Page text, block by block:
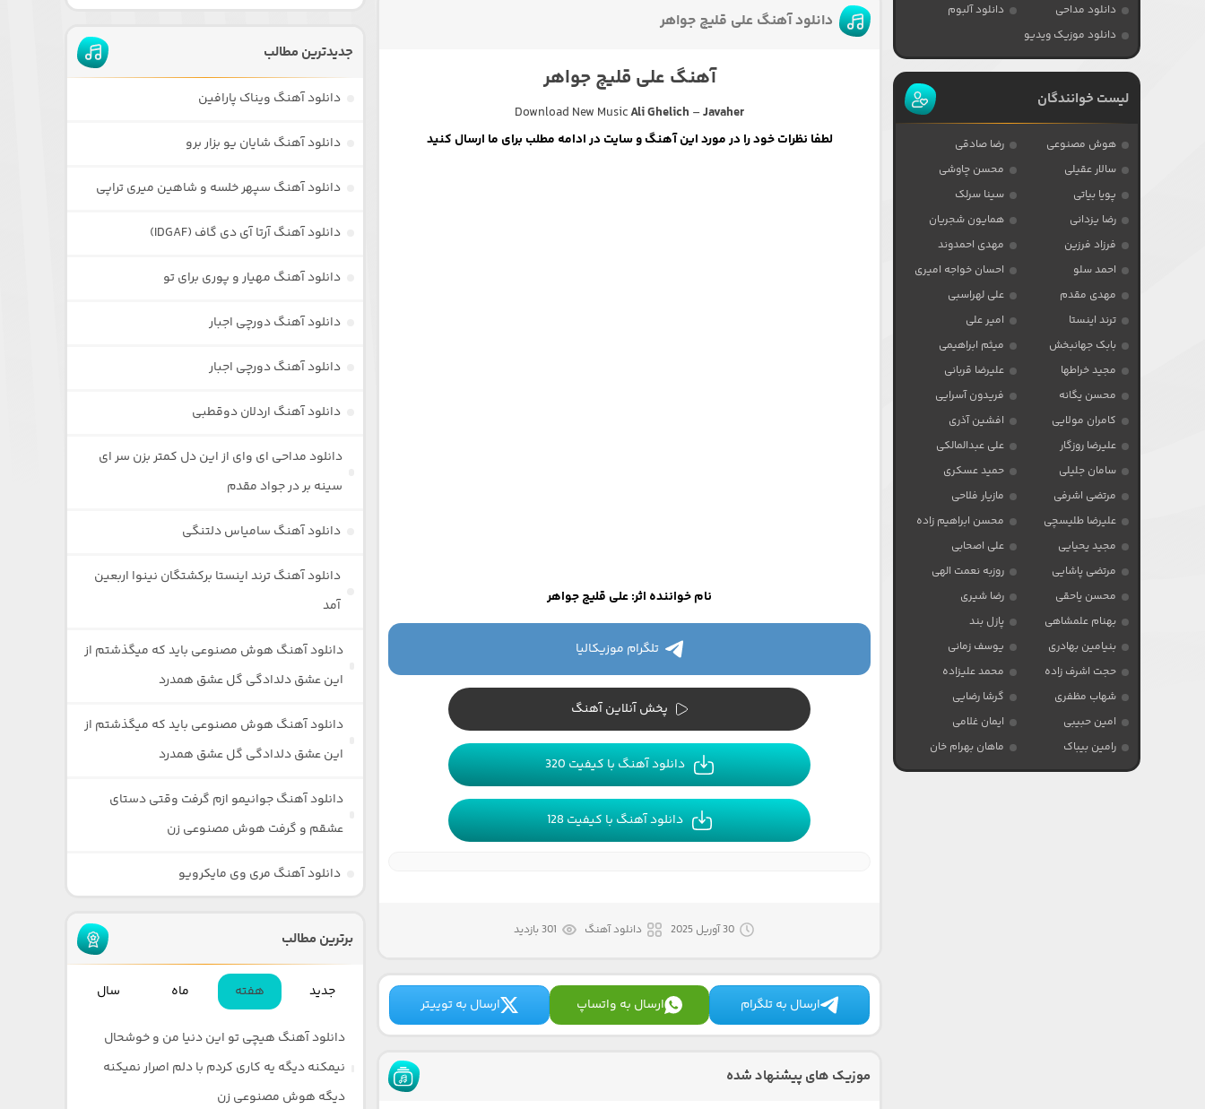
دانلود آهنگ علی قلیچ جواهر
آهنگ علی قلیچ جواهر
Download New MusicAli Ghelich –Javaher
لطفا نظرات خود را در مورد این آهنگ و سایت در ادامه مطلب برای ما ارسال کنید
نام خواننده اثر: علی قلیچ جواهر
تلگرام موزیکالیا
پخش آنلاین آهنگ
دانلود آهنگ با کیفیت 320
دانلود آهنگ با کیفیت 128
30 آوریل 2025 دانلود آهنگ 301 بازدید
ارسال به تلگرام ارسال به واتساپ ارسال به توییتر
موزیک های پیشنهاد شده
دانلود مداحی
دانلود آلبوم
دانلود موزیک ویدیو
لیست خوانندگان
هوش مصنوعی
رضا صادقی
سالار عقیلی
محسن چاوشی
پویا بیاتی
سینا سرلک
رضا یزدانی
همایون شجریان
فرزاد فرزین
مهدی احمدوند
احمد سلو
احسان خواجه امیری
مهدی مقدم
علی لهراسبی
ترند اینستا
امیر علی
بابک جهانبخش
میثم ابراهیمی
مجید خراطها
علیرضا قربانی
محسن یگانه
فریدون آسرایی
کامران مولایی
افشین آذری
علیرضا روزگار
علی عبدالمالکی
سامان جلیلی
حمید عسکری
مرتضی اشرفی
مازیار فلاحی
علیرضا طلیسچی
محسن ابراهیم زاده
مجید یحیایی
علی اصحابی
مرتضی پاشایی
روزبه نعمت الهی
محسن یاحقی
رضا شیری
بهنام علمشاهی
پازل بند
بنیامین بهادری
یوسف زمانی
حجت اشرف زاده
محمد علیزاده
شهاب مظفری
گرشا رضایی
امین حبیبی
ایمان غلامی
رامین بیباک
ماهان بهرام خان
جدیدترین مطالب
دانلود آهنگ ویناک پارافین
دانلود آهنگ شایان یو بزار برو
دانلود آهنگ سپهر خلسه و شاهین میری تراپی
دانلود آهنگ آرتا آی دی گاف (IDGAF)
دانلود آهنگ مهیار و پوری برای تو
دانلود آهنگ دورچی اجبار
دانلود آهنگ دورچی اجبار
دانلود آهنگ اردلان دوقطبی
دانلود مداحی ای وای از این دل کمتر بزن سر ای
سینه بر در جواد مقدم
دانلود آهنگ سامیاس دلتنگی
دانلود آهنگ ترند اینستا برکشتگان نینوا اربعین
آمد
دانلود آهنگ هوش مصنوعی باید که میگذشتم از
این عشق دلدادگی گل عشق همدرد
دانلود آهنگ هوش مصنوعی باید که میگذشتم از
این عشق دلدادگی گل عشق همدرد
دانلود آهنگ جوانیمو ازم گرفت وقتی دستای
عشقم و گرفت هوش مصنوعی زن
دانلود آهنگ مری وی مایکرویو
برترین مطالب
جدید هفته ماه سال
دانلود آهنگ هیچی تو این دنیا من و خوشحال
نیمکنه دیگه یه کاری کردم با دلم اصرار نمیکنه
دیگه هوش مصنوعی زن